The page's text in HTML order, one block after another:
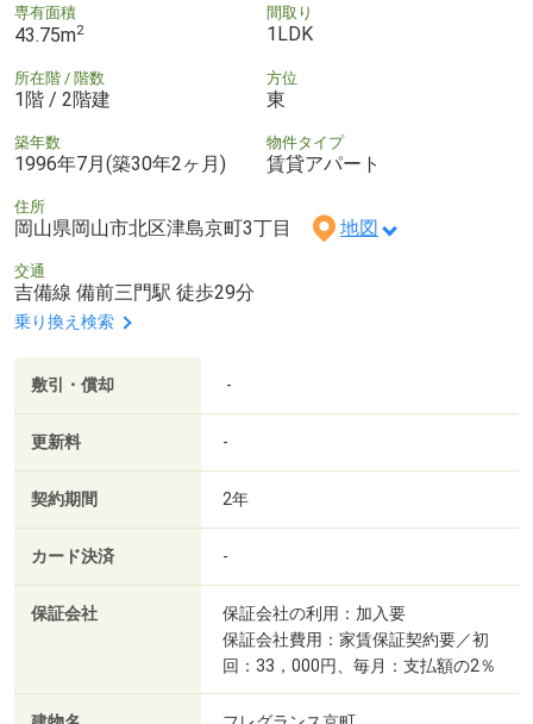
専有面積
43.75m2
間取り
1LDK
所在階 / 階数
1階 / 2階建
方位
東
築年数
1996年7月(築30年2ヶ月)
物件タイプ
賃貸アパート
住所
岡山県岡山市北区津島京町3丁目 地図
交通
吉備線 備前三門駅 徒歩29分
乗り換え検索
敷引・償却 -
更新料 -
契約期間 2年
カード決済 -
保証会社
保証会社の利用：加入要
保証会社費用：家賃保証契約要／初
回：33，000円、毎月：支払額の2％